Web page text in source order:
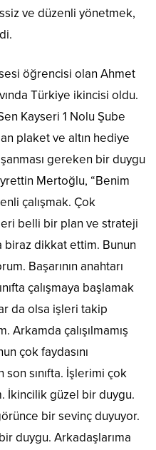
ve düzenli yönetmek,
öğrencisi olan Ahmet
Türkiye ikincisi oldu.
Kayseri 1 Nolu Şube
plaket ve altın hediye
gereken bir duygu
Mertoğlu, “Benim
çalışmak. Çok
belli bir plan ve strateji
dikkat ettim. Bunun
Başarının anahtarı
çalışmaya başlamak
da olsa işleri takip
Arkamda çalışılmamış
çok faydasını
sınıfta. İşlerimi çok
İkincilik güzel bir duygu.
bir sevinç duyuyor.
duygu. Arkadaşlarıma